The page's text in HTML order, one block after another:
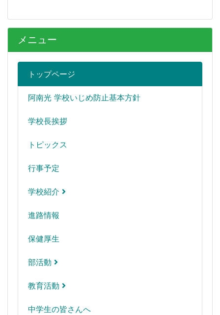
メニュー
トップページ
阿南光 学校いじめ防止基本方針
学校長挨拶
トピックス
行事予定
学校紹介
進路情報
保健厚生
部活動
教育活動
中学生の皆さんへ